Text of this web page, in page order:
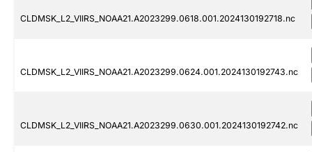
CLDMSK_L2_VIIRS_NOAA21.A2023299.0618.001.2024130192718.nc
CLDMSK_L2_VIIRS_NOAA21.A2023299.0624.001.2024130192743.nc
CLDMSK_L2_VIIRS_NOAA21.A2023299.0630.001.2024130192742.nc